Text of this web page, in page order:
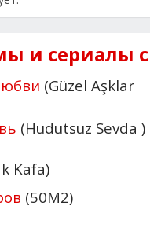
и сериалы с
(Güzel Aşklar
(Hudutsuz Sevda )
Kafa)
(50M2)